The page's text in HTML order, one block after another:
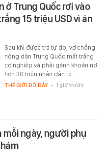
ở Trung Quốc rơi vào
15 triệu USD vì án
Sau khi được trả tự do, vợ chồng
nông dân Trung Quốc mất trắng
cơ nghiệp và phải gánh khoản nợ
hơn 30 triệu nhân dân tệ.
THẾ GIỚI ĐÓ ĐÂY - 1 giờ trước
ngày, người phụ